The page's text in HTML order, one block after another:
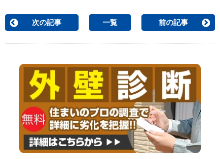
次の記事 一覧 前の記事